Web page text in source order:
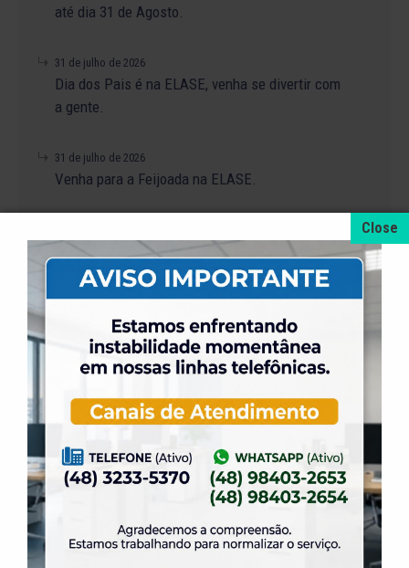
até dia 31 de Agosto.
31 de julho de 2026
Dia dos Pais é na ELASE, venha se divertir com
a gente.
31 de julho de 2026
Venha para a Feijoada na ELASE.
Alteração no Regimento do Campo de Futebol
Suíço.
23 de julho de 2026
O Torneio de Duplas Masculinas ELASE
PróTênis 2026 está chegando.
19 de julho de 2026
14 de julho de 2026
– Temporada 2027